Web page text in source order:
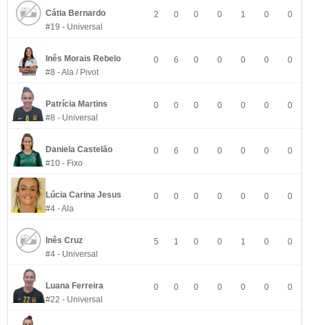
Cátia Bernardo
#19 - Universal
2 0 0 0 1 0 0
Inês Morais Rebelo
#8 - Ala / Pivot
0 6 0 0 0 0 0
Patrícia Martins
#8 - Universal
0 0 0 0 0 0 0
Daniela Castelão
#10 - Fixo
0 6 0 0 0 0 0
Lúcia Carina Jesus
#4 - Ala
0 0 0 0 0 0 0
Inês Cruz
#4 - Universal
5 1 0 0 1 0 0
Luana Ferreira
#22 - Universal
0 0 0 0 0 0 0